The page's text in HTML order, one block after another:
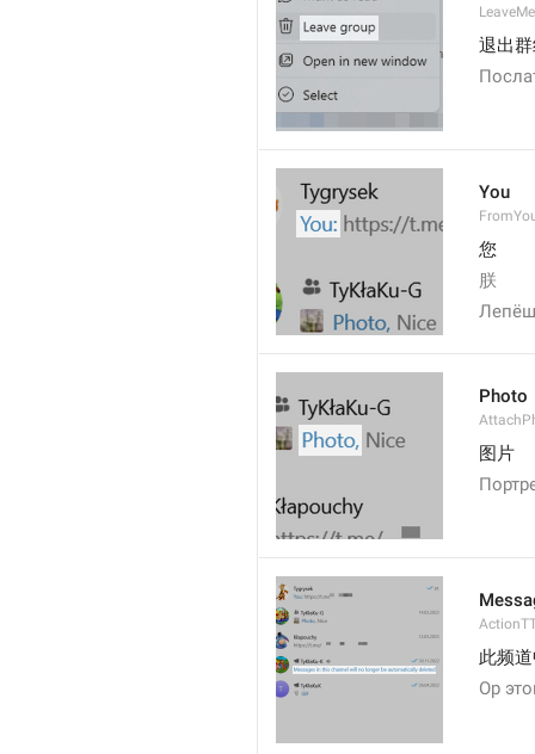
退出
You
您
朕
Photo
图片
此频
Ор